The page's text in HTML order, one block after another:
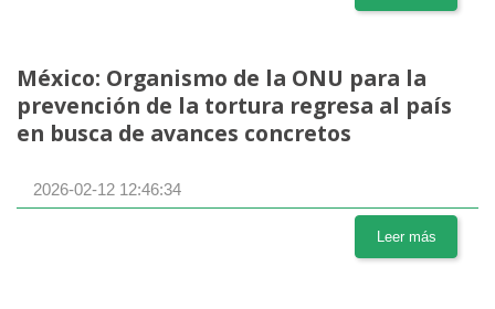
México: Organismo de la ONU para la
prevención de la tortura regresa al país
en busca de avances concretos
2026-02-12 12:46:34
Leer más